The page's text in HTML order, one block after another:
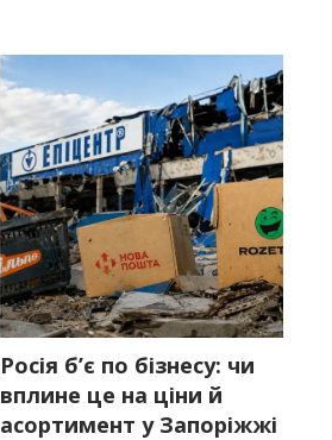
Росія б’є по бізнесу: чи
вплине це на ціни й
асортимент у Запоріжжі